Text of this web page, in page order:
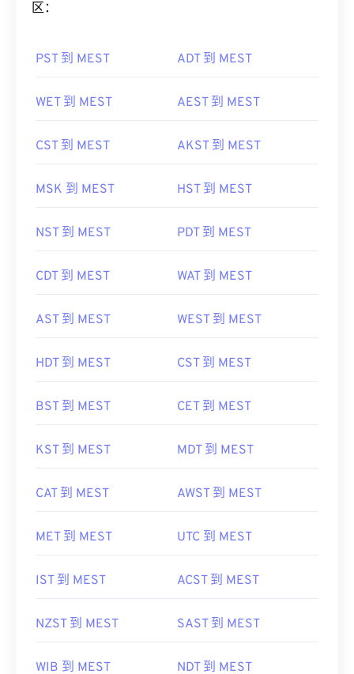
区：
PST 到 MEST ADT 到 MEST
WET 到 MEST AEST 到 MEST
CST 到 MEST AKST 到 MEST
MSK 到 MEST HST 到 MEST
NST 到 MEST PDT 到 MEST
CDT 到 MEST WAT 到 MEST
AST 到 MEST WEST 到 MEST
HDT 到 MEST CST 到 MEST
BST 到 MEST CET 到 MEST
KST 到 MEST MDT 到 MEST
CAT 到 MEST AWST 到 MEST
MET 到 MEST UTC 到 MEST
IST 到 MEST ACST 到 MEST
NZST 到 MEST SAST 到 MEST
WIB 到 MEST NDT 到 MEST